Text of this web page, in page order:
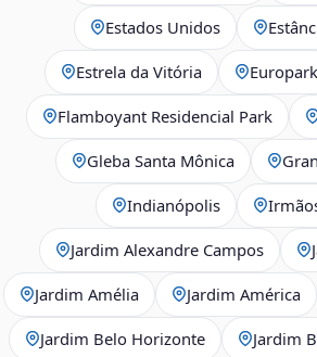
Estados Unidos
Estrela da Vitória Europark
Flamboyant Residencial Park
Gleba Santa Mônica
Indianópolis
Jardim Alexandre Campos
Jardim Amélia Jardim América
Jardim Belo Horizonte Jardim